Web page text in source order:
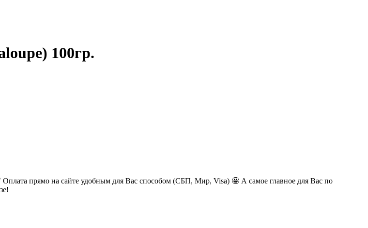
100гр.
прямо на сайте удобным для Вас способом (СБП, Мир, Visa) 🤩 А самое главное для Вас по